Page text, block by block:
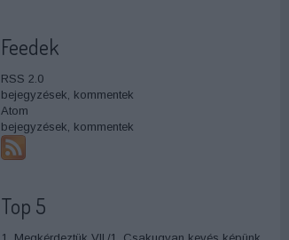
Feedek
RSS 2.0
bejegyzések, kommentek
Atom
bejegyzések, kommentek
Top 5